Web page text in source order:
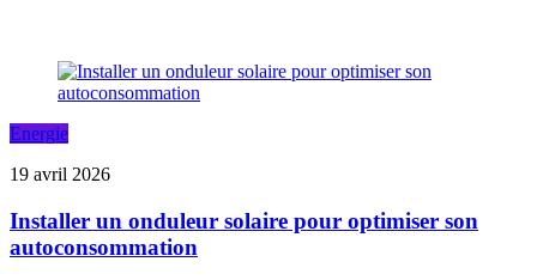
Energie
19 avril 2026
Installer un onduleur solaire pour optimiser son
autoconsommation